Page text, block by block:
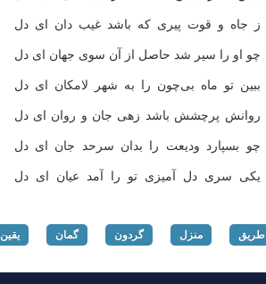
ز جاه و قوت پیری كه باشد غیب دان ای دل
چو او را سیر شد حاصل از آن سوی جهان ای دل
ببین تو ماه بی‌چون را به شهر لامكان ای دل
روانش پرچشش باشد زهی جان و روان ای دل
چو بسپارد ودیعت را بدان سرحد جان ای دل
یكی سری دل آمیزی تو را آمد عیان ای دل
طریق منزل گردون گمان یقین